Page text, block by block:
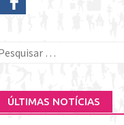
ÚLTIMAS NOTÍCIAS